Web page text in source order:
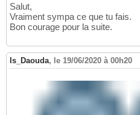
Salut,
Vraiment sympa ce que tu fais.
Bon courage pour la suite.
Is_Daouda, le 19/06/2020 à 00h20